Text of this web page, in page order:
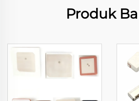
Produk